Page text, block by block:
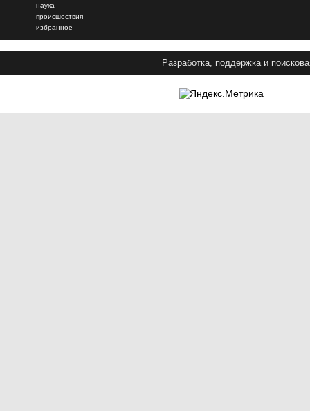
наука
происшествия
избранное
Разработка, поддержка и